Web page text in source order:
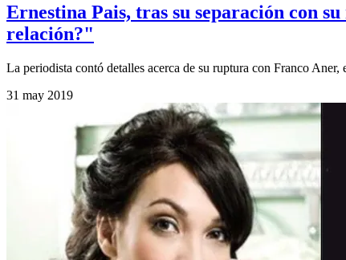
Ernestina Pais, tras su separación con
relación?"
La periodista contó detalles acerca de su ruptura con Franco Aner,
31 may 2019